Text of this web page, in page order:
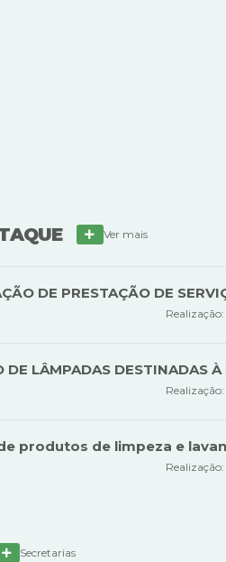
Ver mais
DE PRESTAÇÃO DE
DE LÂMPADAS DESTINADAS
produtos de limpeza e
Secretarias